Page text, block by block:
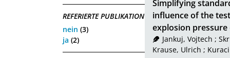
REFERIERTE PUBLIKATION
nein (3)
ja (2)
Simplifying
influence of the
explosion
Jankuj, Vojtech ;
Krause, Ulrich ;